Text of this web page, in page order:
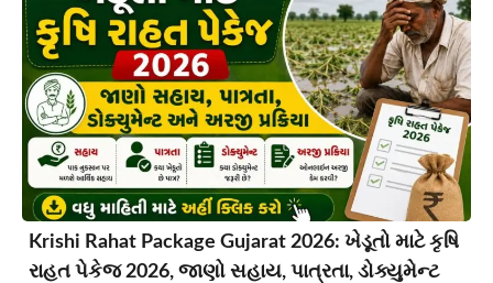
Krishi Rahat Package Gujarat 2026: ખેડૂતો માટે કૃષિ
રાહત પેકેજ 2026, જાણો સહાય, પાત્રતા, ડોક્યુમેન્ટ